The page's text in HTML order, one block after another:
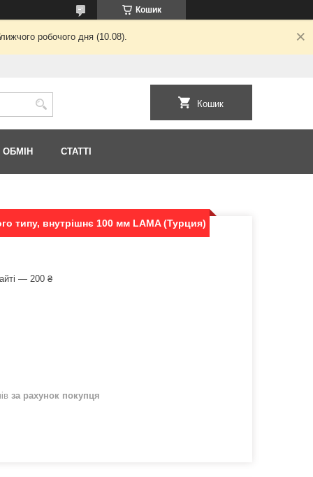
Кошик
робочого дня (10.08).
Кошик
СТАТТІ
типу, внутрішнє 100 мм LAMA (Турция)
— 200 ₴
за рахунок покупця